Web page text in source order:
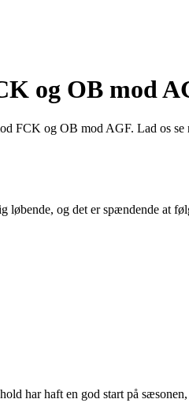
og OB mod
FCK og OB mod AGF. Lad os se
løbende, og det er spændende at
har haft en god start på